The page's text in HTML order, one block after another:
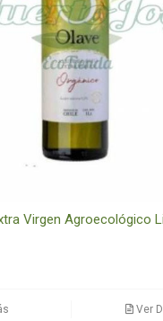
Virgen Agroecológico
Ver